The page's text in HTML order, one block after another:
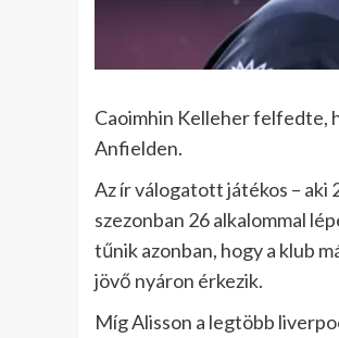
Caoimhin Kelleher felfedte,
Anfielden.
Az ír válogatott játékos –
szezonban 26 alkalommal
tűnik azonban, hogy a klub
jövő nyáron érkezik.
Míg Alisson a legtöbb